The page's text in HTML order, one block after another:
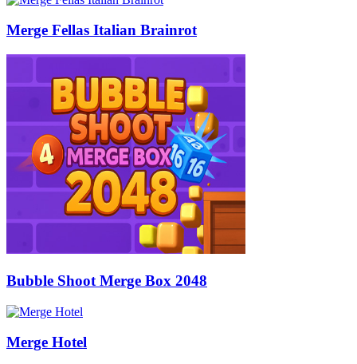
Merge Fellas Italian Brainrot
Bubble Shoot Merge Box 2048
Merge Hotel